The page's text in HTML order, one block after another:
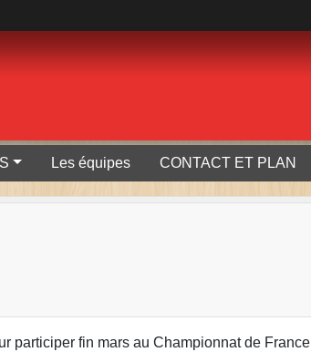
Les équipes CONTACT ET PLAN
participer fin mars au Championnat de France